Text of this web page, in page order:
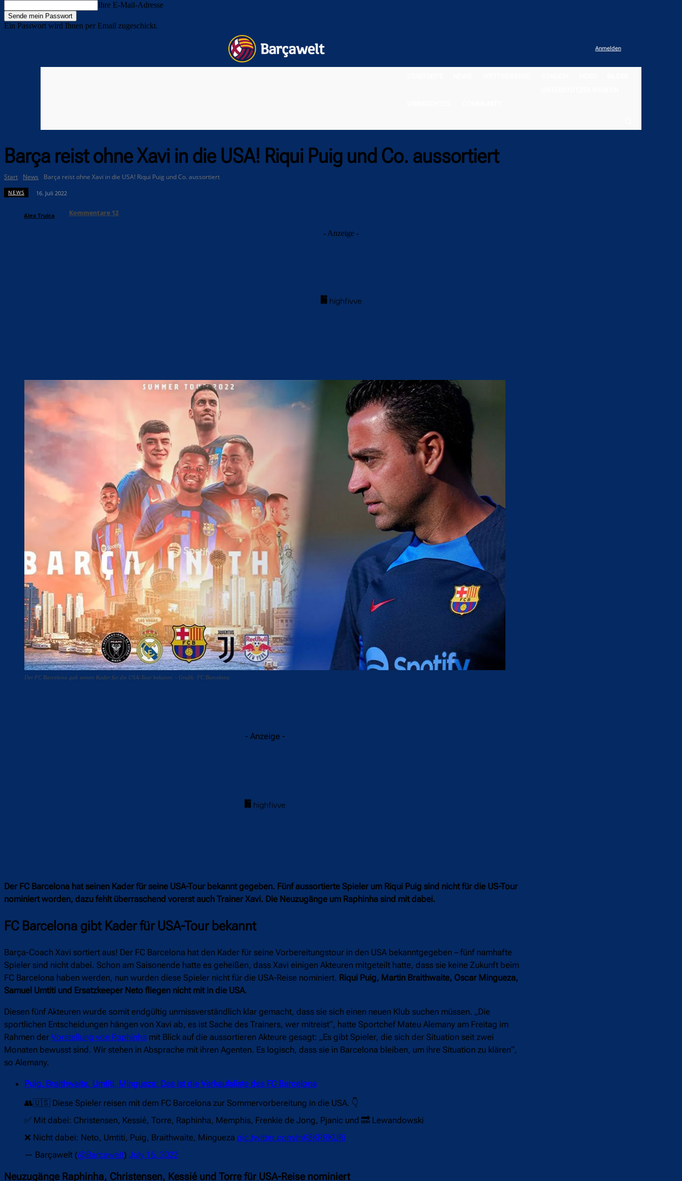
Ihre E-Mail-Adresse
Ein Passwort wird Ihnen per Email zugeschickt.
Anmelden
Barça reist ohne Xavi in die USA! Riqui Puig und Co. aussortiert
Start News Barça reist ohne Xavi in die USA! Riqui Puig und Co. aussortiert
NEWS 16. Juli 2022
Alex Truica Kommentare 12
- Anzeige -
Der FC Barcelona gab seinen Kader für die USA-Tour bekannt. - Grafik: FC Barcelona
- Anzeige -
Der FC Barcelona hat seinen Kader für seine USA-Tour bekannt gegeben. Fünf aussortierte Spieler um Riqui Puig sind nicht für die US-Tour
nominiert worden, dazu fehlt überraschend vorerst auch Trainer Xavi. Die Neuzugänge um Raphinha sind mit dabei.
FC Barcelona gibt Kader für USA-Tour bekannt
Barça-Coach Xavi sortiert aus! Der FC Barcelona hat den Kader für seine Vorbereitungstour in den USA bekanntgegeben – fünf namhafte
Spieler sind nicht dabei. Schon am Saisonende hatte es geheißen, dass Xavi einigen Akteuren mitgeteilt hatte, dass sie keine Zukunft beim
FC Barcelona haben werden, nun wurden diese Spieler nicht für die USA-Reise nominiert. Riqui Puig, Martin Braithwaite, Oscar Mingueza,
Samuel Umtiti und Ersatzkeeper Neto fliegen nicht mit in die USA.
Diesen fünf Akteuren wurde somit endgültig unmissverständlich klar gemacht, dass sie sich einen neuen Klub suchen müssen. „Die
sportlichen Entscheidungen hängen von Xavi ab, es ist Sache des Trainers, wer mitreist“, hatte Sportchef Mateu Alemany am Freitag im
Rahmen der Vorstellung von Raphinha mit Blick auf die aussortieren Akteure gesagt: „Es gibt Spieler, die sich der Situation seit zwei
Monaten bewusst sind. Wir stehen in Absprache mit ihren Agenten. Es logisch, dass sie in Barcelona bleiben, um ihre Situation zu klären“,
so Alemany.
Puig, Braithwaite, Umtiti, Mingueza: Das ist die Verkaufsliste des FC Barcelona
👥🇺🇸 Diese Spieler reisen mit dem FC Barcelona zur Sommervorbereitung in die USA. 👇
✅ Mit dabei: Christensen, Kessié, Torre, Raphinha, Memphis, Frenkie de Jong, Pjanic und 🔜 Lewandowski
❌ Nicht dabei: Neto, Umtiti, Puig, Braithwaite, Mingueza pic.twitter.com/mK8KRRKURi
— Barçawelt (@Barcawelt) July 16, 2022
Neuzugänge Raphinha, Christensen, Kessié und Torre für USA-Reise nominiert